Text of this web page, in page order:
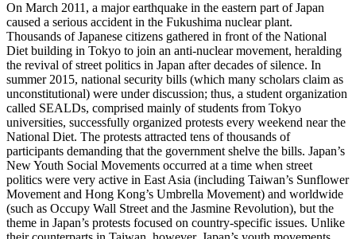
On March 2011, a major earthquake in the eastern part of Japan
caused a serious accident in the Fukushima nuclear plant.
Thousands of Japanese citizens gathered in front of the National
Diet building in Tokyo to join an anti-nuclear movement, heralding
the revival of street politics in Japan after decades of silence. In
summer 2015, national security bills (which many scholars claim as
unconstitutional) were under discussion; thus, a student organization
called SEALDs, comprised mainly of students from Tokyo
universities, successfully organized protests every weekend near the
National Diet. The protests attracted tens of thousands of
participants demanding that the government shelve the bills. Japan’s
New Youth Social Movements occurred at a time when street
politics were very active in East Asia (including Taiwan’s Sunflower
Movement and Hong Kong’s Umbrella Movement) and worldwide
(such as Occupy Wall Street and the Jasmine Revolution), but the
theme in Japan’s protests focused on country-specific issues. Unlike